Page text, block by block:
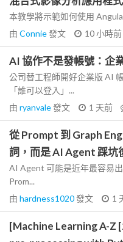
本教學將示範如何使用
由 Connie發文 10 小時前
AI 協作不是發帳號：企
公司替工程師開好企業版 AI
「誰可以登入」...
由 ryanvale發文 1 天前
從 Prompt 到 Graph
詞，而是 AI Agent 踩坑
AI Agent 可能是近年最容易
Prom...
由 hardness1020發文 1
[Machine Learning A-Z